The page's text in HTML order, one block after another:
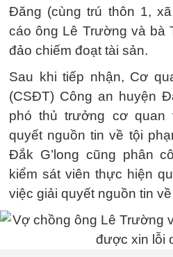
Đăng (cùng trú thôn 1,
cáo ông Lê Trường và bà
đảo chiếm đoạt tài sản.
Sau khi tiếp nhận, Cơ
(CSĐT) Công an huyện
phó thủ trưởng cơ quan
quyết nguồn tin về tội
Đắk G’long cũng phân
kiểm sát viên thực hiện
việc giải quyết nguồn tin